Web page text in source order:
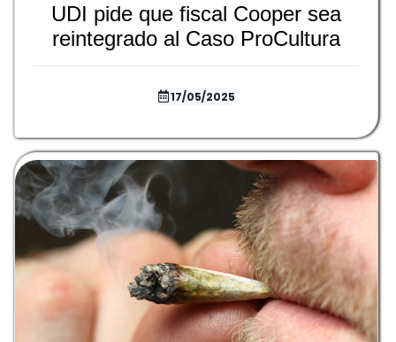
UDI pide que fiscal Cooper sea
reintegrado al Caso ProCultura
17/05/2025